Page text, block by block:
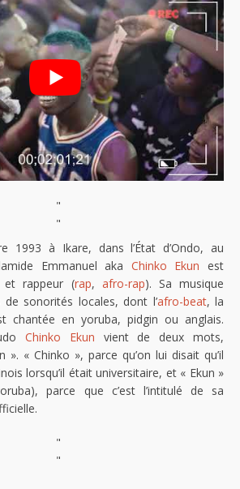
"
"
1993 à Ikare, dans l’État d’Ondo, au
Emmanuel aka Chinko Ekun est
et rappeur (rap, afro-rap). Sa musique
sonorités locales, dont l’afro-beat, la
chantée en yoruba, pidgin ou anglais.
Chinko Ekun vient de deux mots,
». « Chinko », parce qu’on lui disait qu’il
lorsqu’il était universitaire, et « Ekun »
parce que c’est l’intitulé de sa
"
"